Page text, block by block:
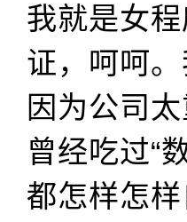
我就是女
证，呵呵
因为公司太
曾经吃过“
都怎样怎